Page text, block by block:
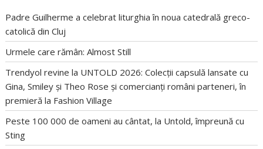
Padre Guilherme a celebrat liturghia în noua catedrală greco-
catolică din Cluj
Urmele care rămân: Almost Still
Trendyol revine la UNTOLD 2026: Colecții capsulă lansate cu
Gina, Smiley și Theo Rose și comercianți români parteneri, în
premieră la Fashion Village
Peste 100 000 de oameni au cântat, la Untold, împreună cu
Sting